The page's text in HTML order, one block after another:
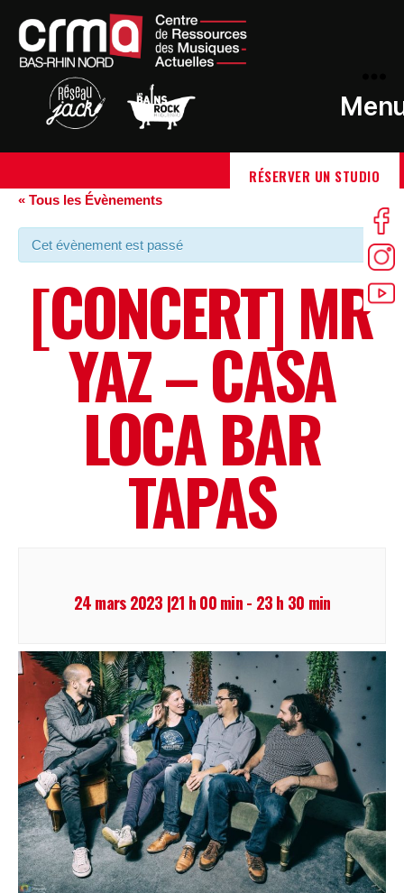
RÉSERVER UN STUDIO
« Tous les Évènements
Cet évènement est passé
[CONCERT] MR
YAZ – CASA
LOCA BAR
TAPAS
24 mars 2023 |21 h 00 min- 23 h 30 min